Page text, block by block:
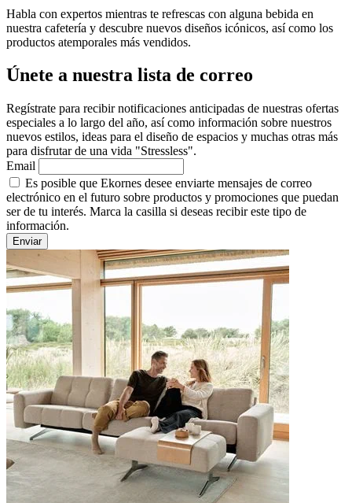
Habla con expertos mientras te refrescas con alguna bebida en
nuestra cafetería y descubre nuevos diseños icónicos, así como los
productos atemporales más vendidos.
Únete a nuestra lista de correo
Regístrate para recibir notificaciones anticipadas de nuestras ofertas
especiales a lo largo del año, así como información sobre nuestros
nuevos estilos, ideas para el diseño de espacios y muchas otras más
para disfrutar de una vida "Stressless".
Email
Es posible que Ekornes desee enviarte mensajes de correo
electrónico en el futuro sobre productos y promociones que puedan
ser de tu interés. Marca la casilla si deseas recibir este tipo de
información.